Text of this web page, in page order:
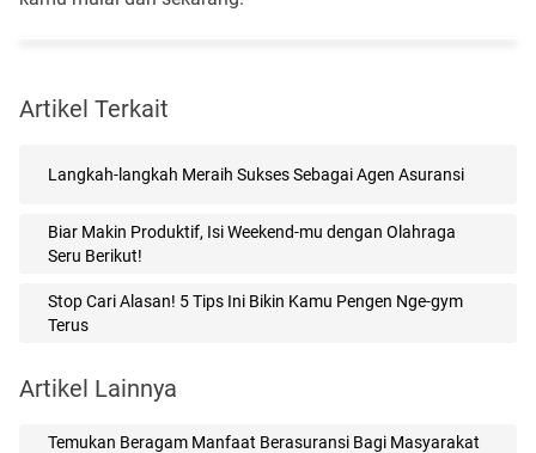
Artikel Terkait
Langkah-langkah Meraih Sukses Sebagai Agen Asuransi
Biar Makin Produktif, Isi Weekend-mu dengan Olahraga
Seru Berikut!
Stop Cari Alasan! 5 Tips Ini Bikin Kamu Pengen Nge-gym
Terus
Artikel Lainnya
Temukan Beragam Manfaat Berasuransi Bagi Masyarakat